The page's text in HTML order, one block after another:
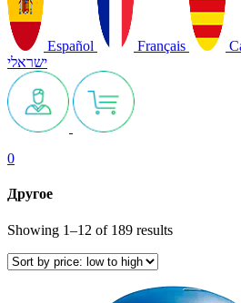
Español Français
ישראלי
0
Другое
Showing 1–12 of 189 results